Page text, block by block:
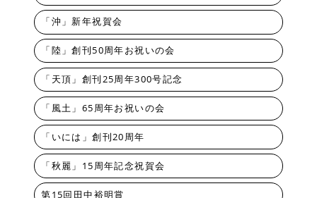
「沖」新年祝賀会
「陸」創刊50周年お祝いの会
「天頂」創刊25周年300号記念
「風土」65周年お祝いの会
「いには」創刊20周年
「秋麗」15周年記念祝賀会
第15回田中裕明賞